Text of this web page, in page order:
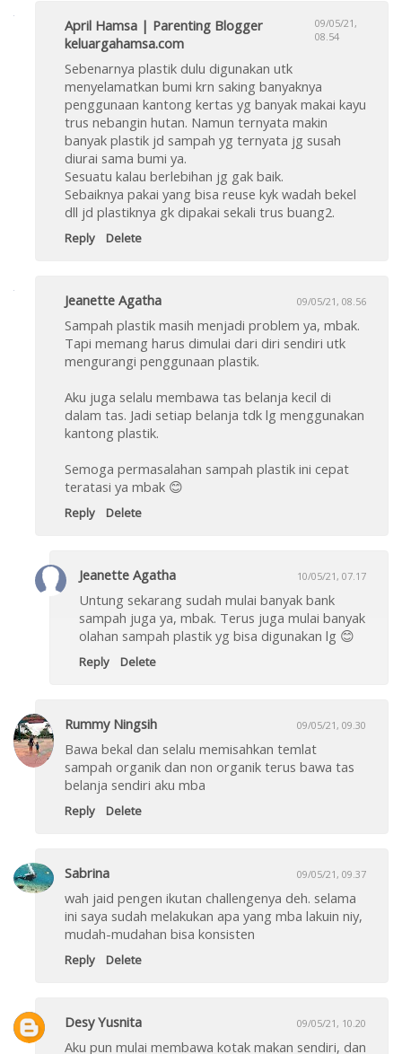
April Hamsa | Parenting Blogger
keluargahamsa.com
09/05/21,
08.54
Sebenarnya plastik dulu digunakan utk
menyelamatkan bumi krn saking banyaknya
penggunaan kantong kertas yg banyak makai kayu
trus nebangin hutan. Namun ternyata makin
banyak plastik jd sampah yg ternyata jg susah
diurai sama bumi ya.
Sesuatu kalau berlebihan jg gak baik.
Sebaiknya pakai yang bisa reuse kyk wadah bekel
dll jd plastiknya gk dipakai sekali trus buang2.
Reply Delete
Jeanette Agatha 09/05/21, 08.56
Sampah plastik masih menjadi problem ya, mbak.
Tapi memang harus dimulai dari diri sendiri utk
mengurangi penggunaan plastik.
Aku juga selalu membawa tas belanja kecil di
dalam tas. Jadi setiap belanja tdk lg menggunakan
kantong plastik.
Semoga permasalahan sampah plastik ini cepat
teratasi ya mbak 😊
Reply Delete
Jeanette Agatha 10/05/21, 07.17
Untung sekarang sudah mulai banyak bank
sampah juga ya, mbak. Terus juga mulai banyak
olahan sampah plastik yg bisa digunakan lg 😊
Reply Delete
Rummy Ningsih 09/05/21, 09.30
Bawa bekal dan selalu memisahkan temlat
sampah organik dan non organik terus bawa tas
belanja sendiri aku mba
Reply Delete
Sabrina 09/05/21, 09.37
wah jaid pengen ikutan challengenya deh. selama
ini saya sudah melakukan apa yang mba lakuin niy,
mudah-mudahan bisa konsisten
Reply Delete
Desy Yusnita 09/05/21, 10.20
Aku pun mulai membawa kotak makan sendiri, dan